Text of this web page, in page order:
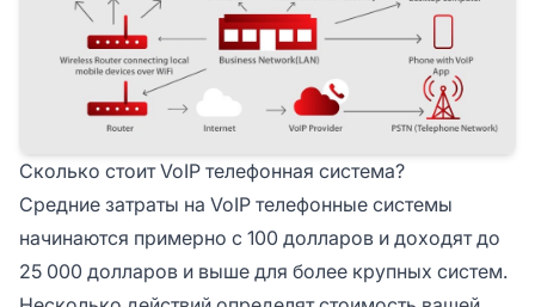
Сколько стоит VoIP телефонная система?
Средние затраты на VoIP телефонные системы
начинаются примерно с 100 долларов и доходят до
25 000 долларов и выше для более крупных систем.